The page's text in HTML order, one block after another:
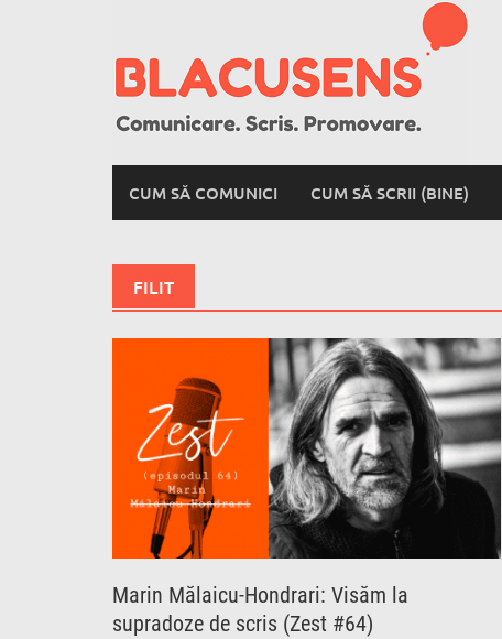
CUM SĂ COMUNICI CUM SĂ SCRII (BINE)
FILIT
Marin Mălaicu-Hondrari: Visăm la
supradoze de scris (Zest #64)